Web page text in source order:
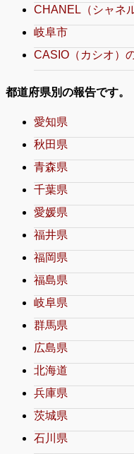
CHANEL（シャネ
岐阜市
CASIO（カシオ）
都道府県別の報告です。
愛知県
秋田県
青森県
千葉県
愛媛県
福井県
福岡県
福島県
岐阜県
群馬県
広島県
北海道
兵庫県
茨城県
石川県